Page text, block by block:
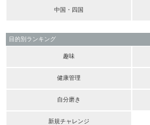
中国・四国
目的別ランキング
趣味
健康管理
自分磨き
新規チャレンジ